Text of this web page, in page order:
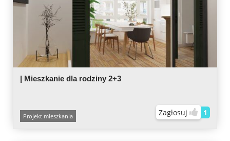
| Mieszkanie dla rodziny 2+3
Projekt mieszkania Zagłosuj 1